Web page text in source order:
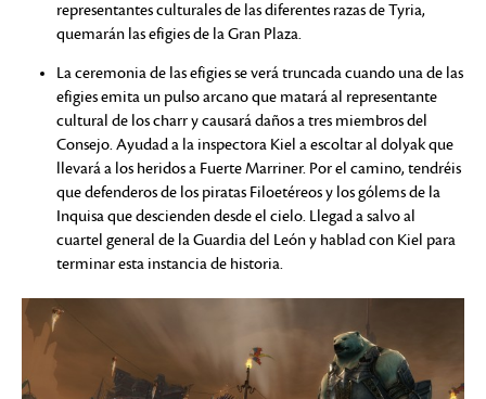
representantes culturales de las diferentes razas de Tyria,
quemarán las efigies de la Gran Plaza.
La ceremonia de las efigies se verá truncada cuando una de las
efigies emita un pulso arcano que matará al representante
cultural de los charr y causará daños a tres miembros del
Consejo. Ayudad a la inspectora Kiel a escoltar al dolyak que
llevará a los heridos a Fuerte Marriner. Por el camino, tendréis
que defenderos de los piratas Filoetéreos y los gólems de la
Inquisa que descienden desde el cielo. Llegad a salvo al
cuartel general de la Guardia del León y hablad con Kiel para
terminar esta instancia de historia.